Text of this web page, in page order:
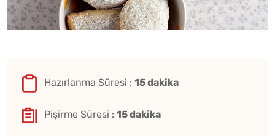
Hazırlanma Süresi : 15 dakika
Pişirme Süresi : 15 dakika